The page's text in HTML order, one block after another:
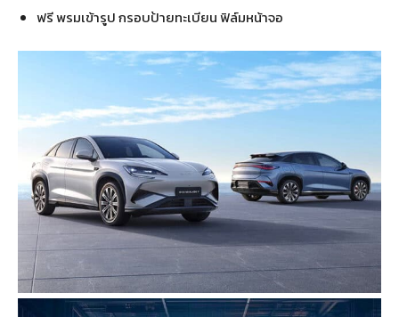
ฟรี พรมเข้ารูป กรอบป้ายทะเบียน ฟิล์มหน้าจอ